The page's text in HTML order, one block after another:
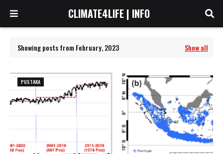
CLIMATE4LIFE | INFO
Showing posts from February, 2023 Show all
PUSTAKA